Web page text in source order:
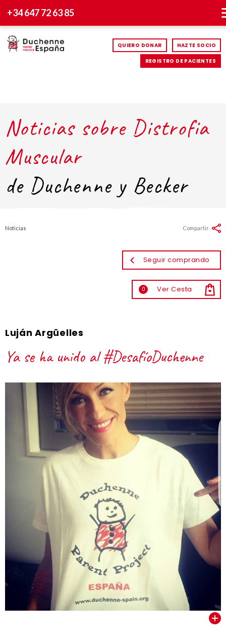
+34 647 72 63 85
QUIERO DONAR HAZTE SOCIO
REGISTRO DE PACIENTES
Noticias sobre Distrofia
Muscular
de Duchenne y Becker
Noticias
Seguir comprando
0 Ver Cesta
Compartir
Luján Argüelles
Ya se ha unido al #DesafíoDuchenne